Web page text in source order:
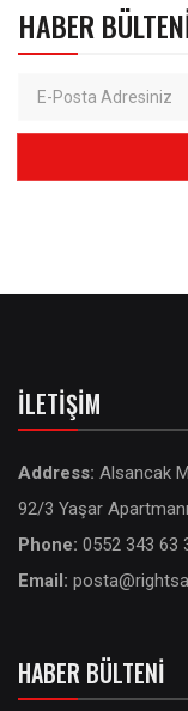
HABER
İLETIŞIM
Address: Alsancak
92/3 Yaşar
Phone: 0552 343 63
Email:
HABER BÜLTENI